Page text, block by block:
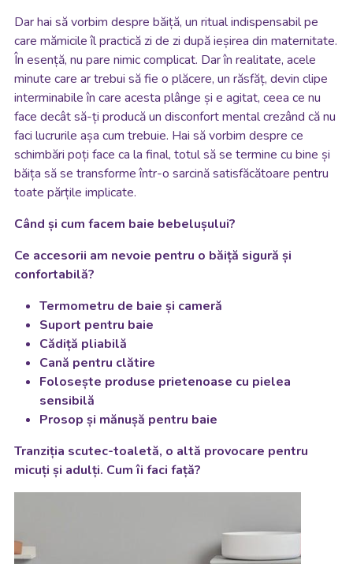
Dar hai să vorbim despre băiță, un ritual indispensabil pe
care mămicile îl practică zi de zi după ieșirea din maternitate.
În esență, nu pare nimic complicat. Dar în realitate, acele
minute care ar trebui să fie o plăcere, un răsfăț, devin clipe
interminabile în care acesta plânge și e agitat, ceea ce nu
face decât să-ți producă un disconfort mental crezând că nu
faci lucrurile așa cum trebuie. Hai să vorbim despre ce
schimbări poți face ca la final, totul să se termine cu bine și
băița să se transforme într-o sarcină satisfăcătoare pentru
toate părțile implicate.
Când și cum facem baie bebelușului?
Ce accesorii am nevoie pentru o băiță sigură și
confortabilă?
Termometru de baie și cameră
Suport pentru baie
Cădiță pliabilă
Cană pentru clătire
Folosește produse prietenoase cu pielea
sensibilă
Prosop și mănușă pentru baie
Tranziția scutec-toaletă, o altă provocare pentru
micuți și adulți. Cum îi faci față?